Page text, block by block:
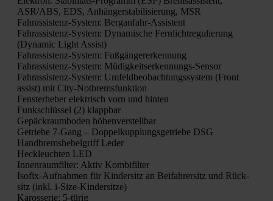
ASR/ABS, EDS, Anhän­ger­sta­bi­li­sie­rung, MSR
Fahr­as­sis­tenz-Sys­tem: Berg­an­fahr-Assis­tent
Fahr­as­sis­tenz-Sys­tem: Dyna­mi­sche Fern­licht­re­gu­lie­rung
(Dyna­mic Light Assist)
Fahr­as­sis­tenz-Sys­tem: Fuß­gän­ger­erken­nung
Fahr­as­sis­tenz-Sys­tem: Müdig­keits­er­ken­nungs-Sen­sor
Fahr­as­sis­tenz-Sys­tem: Umfeld­be­ob­ach­tungs­sys­tem (Front
assist) mit City-Not­brems­funk­ti­on
Fens­ter­he­ber elek­trisch vorn und hin­ten
Funk­schlüs­sel (2) klapp­bar
Gepäck­raum­bo­den höhen­ver­stell­bar
Getrie­be 7‑Gang – Dop­pel­kupp­lungs­ge­trie­be DSG
Hand­brems­he­bel­griff Leder
Heck­leuch­ten LED
Innen­raum­fil­ter: Aktiv Kom­bi­fil­ter
Iso­fix-Auf­nah­men für Kin­der­sitz an Bei­fah­rer­sitz und Rück­
sitz (inkl. i‑Si­ze-Kin­der­sit­ze)
Karos­se­rie: 5‑türig